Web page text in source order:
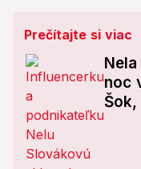
Prečítajte si viac
noc